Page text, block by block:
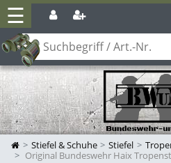
☰
Stiefel & Schuhe Stiefel
Original Bundeswehr Haix